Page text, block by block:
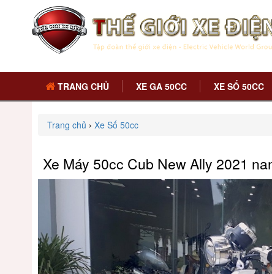
TRANG CHỦ XE GA 50CC XE SỐ 50CC
Trang chủ › Xe Số 50cc
Xe Máy 50cc Cub New Ally 2021